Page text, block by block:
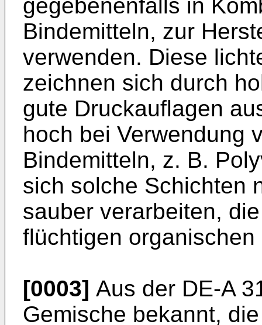
gegebenenfalls in
Bindemitteln, zur
verwenden. Diese
zeichnen sich durch
gute Druckauflagen
hoch bei Verwendung
Binde­mitteln, z. B.
sich solche Schichten
sauber verarbei­ten,
flüchtigen
[0003] Aus der DE-A
Gemische bekannt,